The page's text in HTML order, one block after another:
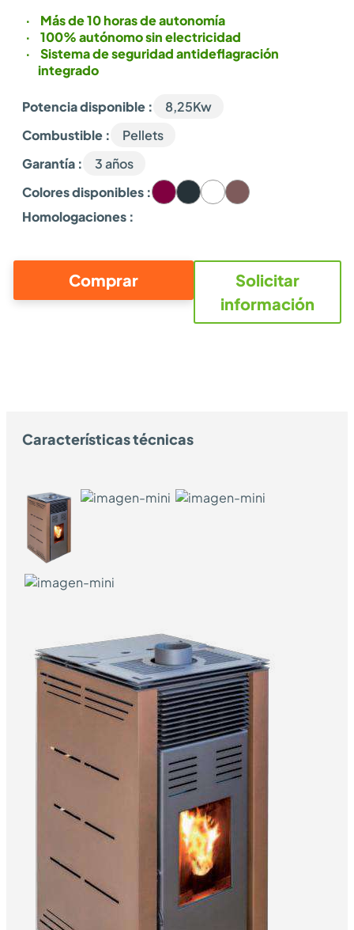
Más de 10 horas de autonomía
100% autónomo sin electricidad
Sistema de seguridad antideflagración
integrado
Potencia disponible :
8,25Kw
Combustible :
Pellets
Garantía :
3 años
Colores disponibles :
Homologaciones :
Comprar
Solicitar
información
Características técnicas